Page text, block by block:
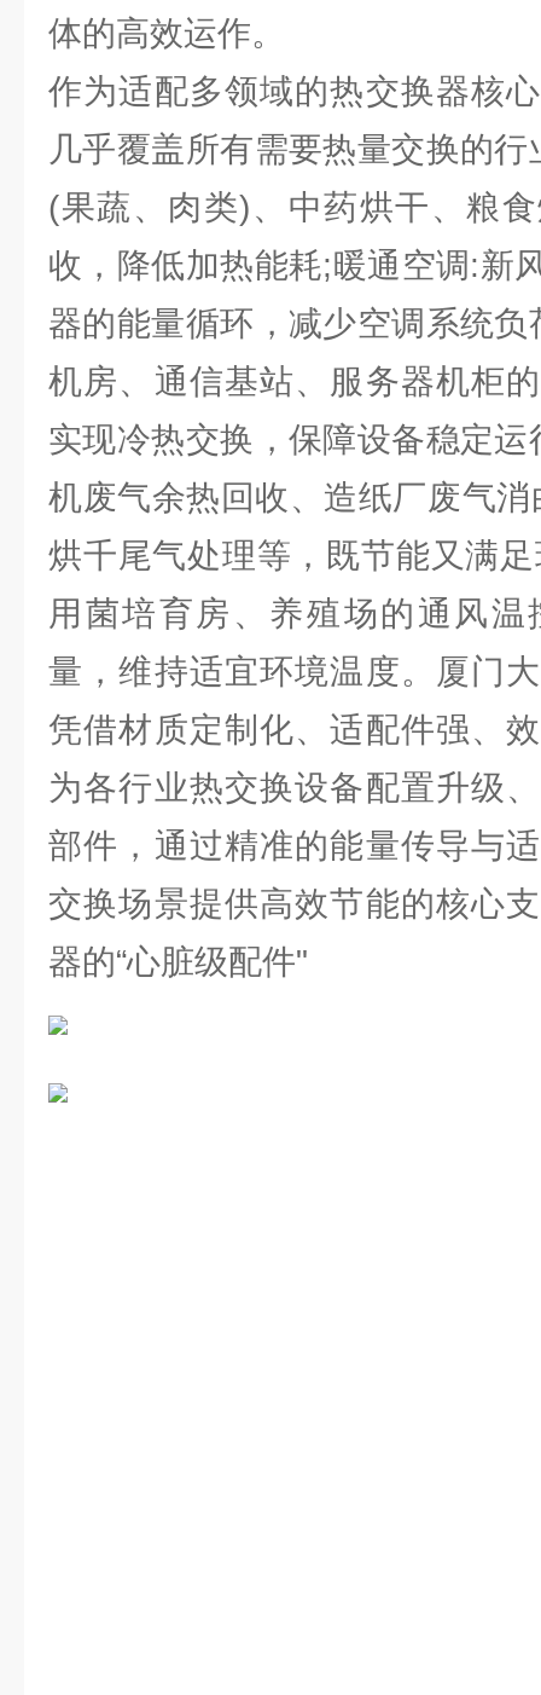
体的高效运作。
作为适配多领域的热交换器核
几乎覆盖所有需要热量交换的
(果蔬、肉类)、中药烘干、粮
收，降低加热能耗;暖通空调:新
器的能量循环，减少空调系统
机房、通信基站、服务器机柜
实现冷热交换，保障设备稳定
机废气余热回收、造纸厂废气
烘千尾气处理等，既节能又满
用菌培育房、养殖场的通风
量，维持适宜环境温度。厦门
凭借材质定制化、适配件强、
为各行业热交换设备配置升级
部件，通过精准的能量传导与
交换场景提供高效节能的核心
器的“心脏级配件"